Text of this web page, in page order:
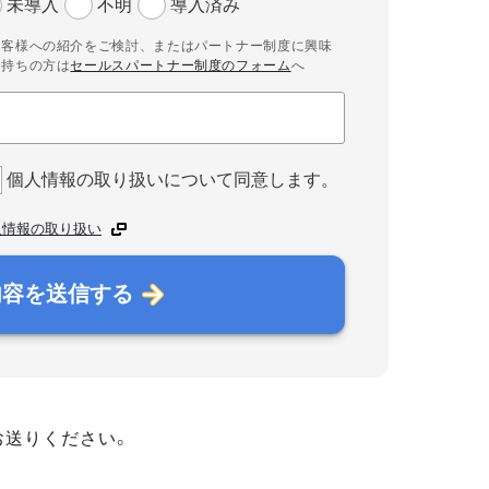
未導入 不明 導入済み
様への紹介をご検討、またはパートナー制度に興味
ちの方はセールスパートナー制度のフォームへ
個人情報の取り扱いについて同意します。
報の取り扱い
を送信する
りください。